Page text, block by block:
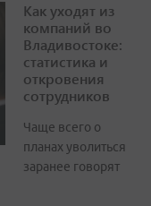
Как уходят из
компаний во
Владивостоке:
статистика и
откровения
сотрудников
Чаще всего о
планах уволиться
заранее говорят